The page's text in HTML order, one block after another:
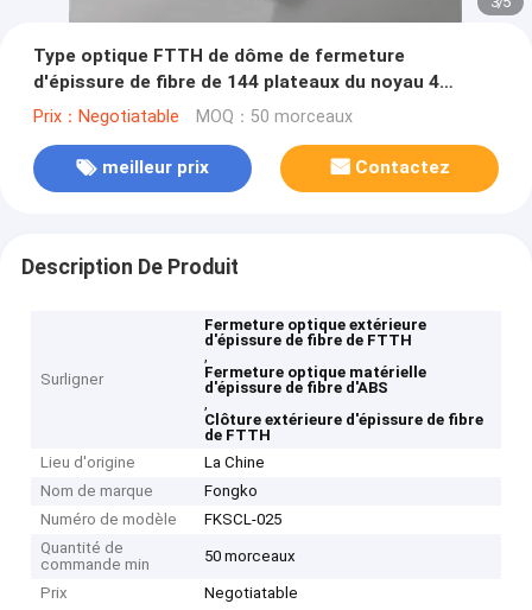
Type optique FTTH de dôme de fermeture
d'épissure de fibre de 144 plateaux du noyau 4
extérieur
Prix：Negotiatable MOQ：50 morceaux
meilleur prix Contactez
Description De Produit
Surligner
Fermeture optique extérieure
d'épissure de fibre de FTTH
,
Fermeture optique matérielle
d'épissure de fibre d'ABS
,
Clôture extérieure d'épissure de fibre
de FTTH
Lieu d'origine
La Chine
Nom de marque
Fongko
Numéro de modèle
FKSCL-025
Quantité de
commande min
50 morceaux
Prix Negotiatable